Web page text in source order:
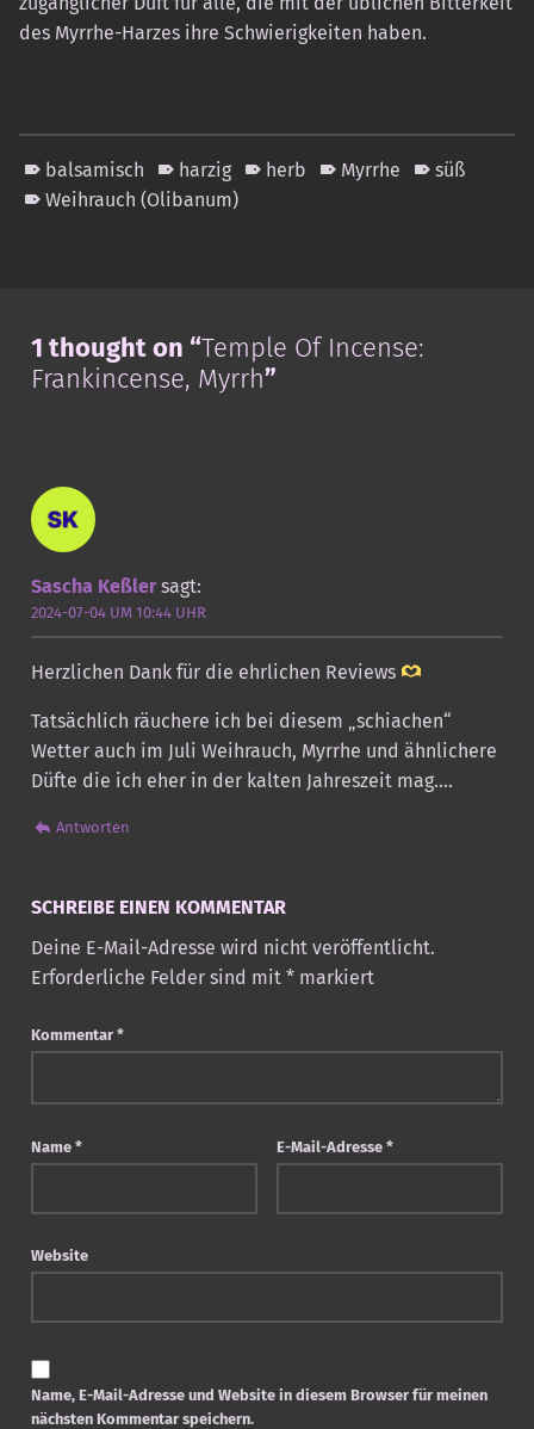
des Myrrhe-Harzes ihre Schwierigkeiten haben.
balsamisch harzig herb Myrrhe
süß
Weihrauch (Olibanum)
1 thought on “Temple Of Incense:
Frankincense, Myrrh”
Sascha Keßler sagt:
2024-07-04 UM 10:44 UHR
Herzlichen Dank für die ehrlichen Reviews
Tatsächlich räuchere ich bei diesem „schiachen“
Wetter auch im Juli Weihrauch, Myrrhe und ähnlichere
Düfte die ich eher in der kalten Jahreszeit mag….
Antworten
SCHREIBE EINEN KOMMENTAR
Deine E-Mail-Adresse wird nicht veröffentlicht.
Erforderliche Felder sind mit *markiert
Kommentar *
Name * E-Mail-Adresse *
Website
Name, E-Mail-Adresse und Website in diesem Browser für meinen
nächsten Kommentar speichern.